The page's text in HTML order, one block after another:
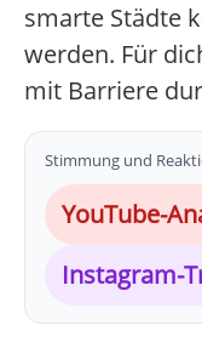
smarte Städte
werden. Für
mit Barriere
Stimmung und
YouTube-
Instagram-